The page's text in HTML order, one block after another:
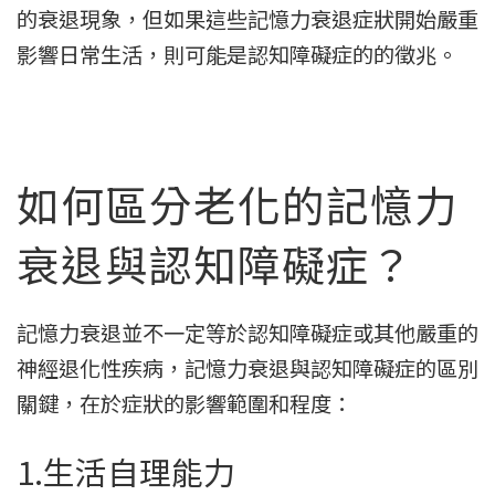
的衰退現象，但如果這些記憶力衰退症狀開始嚴重
影響日常生活，則可能是認知障礙症的的徵兆。
如何區分老化的記憶力
衰退與認知障礙症？
記憶力衰退並不一定等於認知障礙症或其他嚴重的
神經退化性疾病，記憶力衰退與認知障礙症的區別
關鍵，在於症狀的影響範圍和程度：
1.生活自理能力